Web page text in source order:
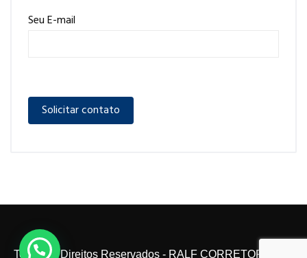
Seu E-mail
Todos os Direitos Reservados - RALF CORRETOR 2024.